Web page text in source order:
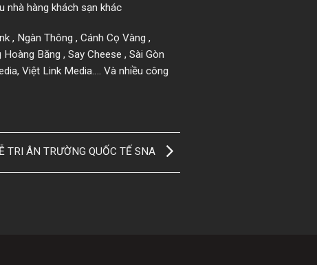
nhà hàng khách sạn khác
, Ngàn Thông , Cánh Cọ Vàng ,
Băng , Say Cheese , Sài Gòn
Việt Link Media…. Và nhiều công
TRI ÂN TRƯỜNG QUỐC TẾ SNA